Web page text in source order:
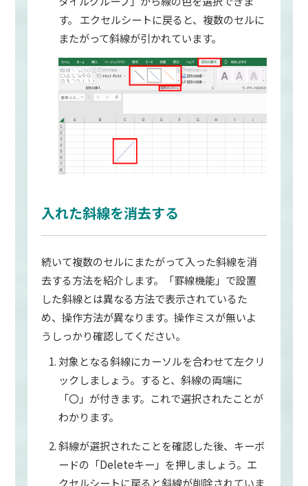
す。 エクセルシートに戻ると、複数のセルに
またがって斜線が引かれています。
入れた斜線を消去する
続いて複数のセルにまたがって入った斜線を消
去する方法を紹介します。「罫線機能」で設置
した斜線とは異なる方法で表示されているた
め、操作方法が異なります。操作ミスが無いよ
うしっかり確認してください。
対象となる斜線にカーソルを合わせて左クリ
ックしましょう。すると、斜線の両端に
「〇」が付きます。これで選択されたことが
わかります。
斜線が選択されたことを確認した後、キーボ
ードの「Deleteキー」を押しましょう。エ
クセルシートに戻ると斜線が削除されていま